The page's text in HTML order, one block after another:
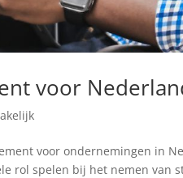
voor
voor ondernemingen in
rol spelen bij het nemen van